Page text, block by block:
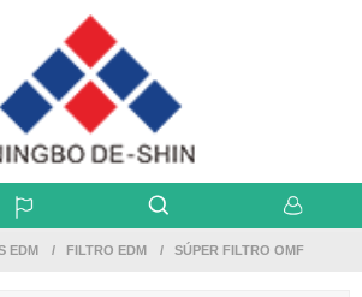
EDM FILTRO EDM SÚPER FILTRO OMF